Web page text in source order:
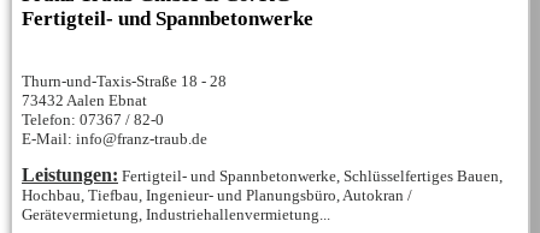
Fertigteil- und Spannbetonwerke
Thurn-und-Taxis-Straße 18 - 28
73432 Aalen Ebnat
Telefon: 07367 / 82-0
E-Mail: info@franz-traub.de
Leistungen: Fertigteil- und Spannbetonwerke, Schlüsselfertiges Bauen,
Hochbau, Tiefbau, Ingenieur- und Planungsbüro, Autokran /
Gerätevermietung, Industriehallenvermietung...